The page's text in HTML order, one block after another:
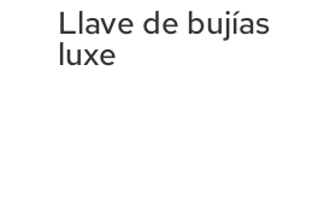
Llave de bujías
luxe